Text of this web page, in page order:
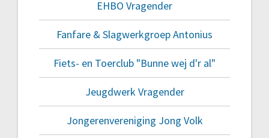
EHBO Vragender
Fanfare & Slagwerkgroep Antonius
Fiets- en Toerclub "Bunne wej d'r al"
Jeugdwerk Vragender
Jongerenvereniging Jong Volk